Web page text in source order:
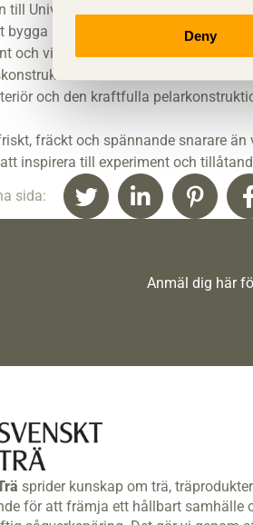
Deny
till Universeum är kanske Sveriges
bygga stora konstruktioner i trä.
och visar på en önskan att utforska
och fasadens
och den kraftfulla
fräckt och spännande snarare
inspirera till experiment och
sida:
Anmäl dig här
sprider kunskap om trä,
för att främja ett hållbart samhälle